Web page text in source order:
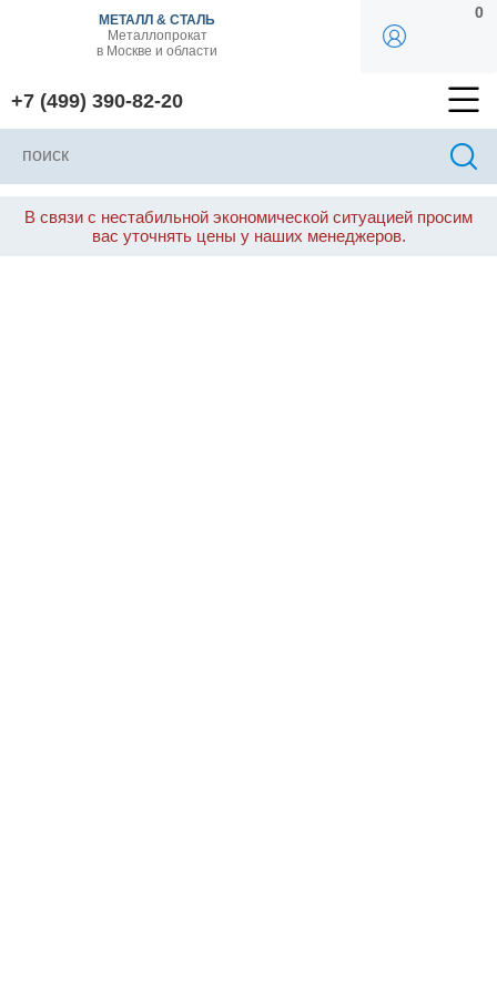
МЕТАЛЛ & СТАЛЬ
Металлопрокат
в Москве и области
+7 (499) 390-82-20
0
В связи с нестабильной экономической ситуацией просим
вас уточнять цены у наших менеджеров.